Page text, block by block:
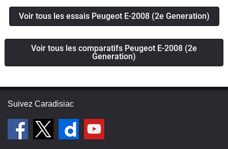
Voir tous les essais Peugeot E-2008 (2e Generation)
Voir tous les comparatifs Peugeot E-2008 (2e
Generation)
Suivez Caradisiac